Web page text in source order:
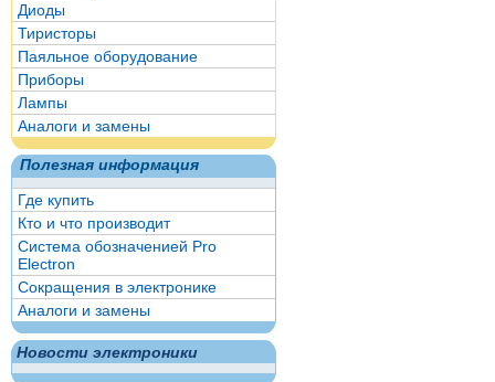
Диоды
Тиристоры
Паяльное оборудование
Приборы
Лампы
Аналоги и замены
Полезная информация
Где купить
Кто и что производит
Система обозначенией Pro
Electron
Сокращения в электронике
Аналоги и замены
Новости электроники